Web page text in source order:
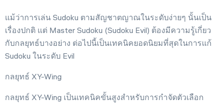
แม้ว่าการเล่น Sudoku ตามสัญชาตญาณในระดับง่ายๆ นั้นเป็น
เรื่องปกติ แต่ Master Sudoku (Sudoku Evil) ต้องมีความรู้เกี่ยว
กับกลยุทธ์บางอย่าง ต่อไปนี้เป็นเทคนิคยอดนิยมที่สุดในการแก้
Sudoku ในระดับ Evil
กลยุทธ์ XY-Wing
กลยุทธ์ XY-Wing เป็นเทคนิคขั้นสูงสำหรับการกำจัดตัวเลือก